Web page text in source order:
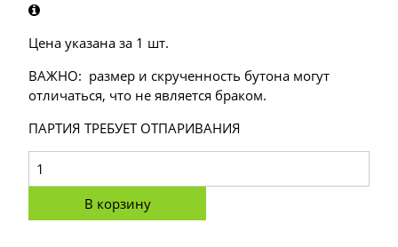
Цена указана за 1 шт.
ВАЖНО: размер и скрученность бутона могут
отличаться, что не является браком.
ПАРТИЯ ТРЕБУЕТ ОТПАРИВАНИЯ
В корзину